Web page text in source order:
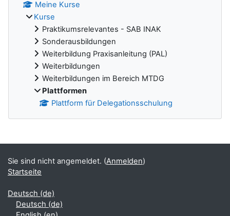
Meine Kurse
Kurse
Praktikumsrelevantes - SAB INAK
Sonderausbildungen
Weiterbildung Praxisanleitung (PAL)
Weiterbildungen
Weiterbildungen im Bereich MTDG
Plattformen
Plattform für Delegationsschulung
Ergänzungsblöcke
Sie sind nicht angemeldet. (Anmelden)
Startseite
Deutsch ‎(de)‎
Deutsch ‎(de)‎